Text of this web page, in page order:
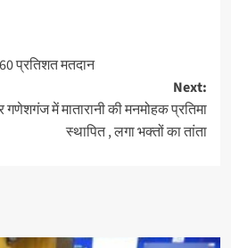
प्रतिशत मतदान
Next:
गणेशगंज में मातारानी की मनमोहक प्रतिमा
स्थापित , लगा भक्तों का तांता